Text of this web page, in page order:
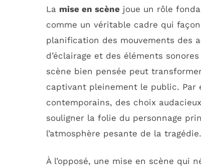
La mise en scène joue un rôle
comme un véritable cadre qui
planification des mouvements des
d’éclairage et des éléments
scène bien pensée peut
captivant pleinement le public. Par
contemporains, des choix
souligner la folie du personnage
l’atmosphère pesante de la tragédie.
À l’opposé, une mise en scène qui